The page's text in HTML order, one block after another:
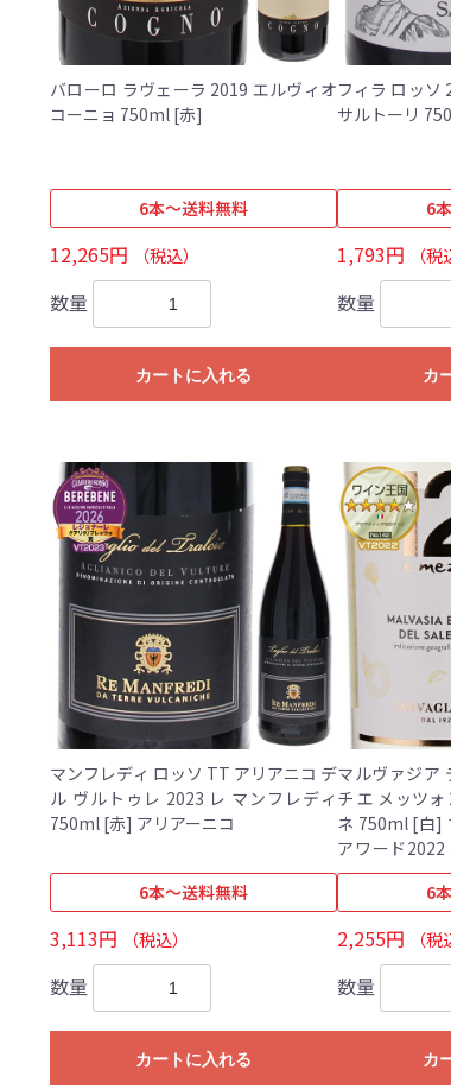
バローロ ラヴェーラ 2019 エルヴィオ
コーニョ 750ml [赤]
6本～送料無料
12,265円 （税込）
数量
カートに入れる
フィラ ロッソ
6
1,793円 （税
数量
カ
マンフレディ ロッソ TT アリアニコ デ
ル ヴルトゥレ 2023 レ マンフレディ
750ml [赤] アリアーニコ
6本～送料無料
3,113円 （税込）
数量
カートに入れる
マルヴァジア
チ エ メッツ
ネ 750ml [白] マルヴァジーア サクラ
アワード2022
ー
6
2,255円 （税
数量
カ